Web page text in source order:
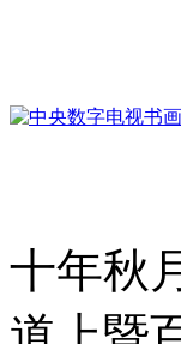
十年秋